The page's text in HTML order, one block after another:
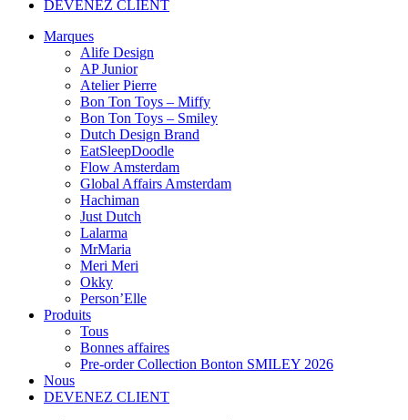
DEVENEZ CLIENT
Marques
Alife Design
AP Junior
Atelier Pierre
Bon Ton Toys – Miffy
Bon Ton Toys – Smiley
Dutch Design Brand
EatSleepDoodle
Flow Amsterdam
Global Affairs Amsterdam
Hachiman
Just Dutch
Lalarma
MrMaria
Meri Meri
Okky
Person’Elle
Produits
Tous
Bonnes affaires
Pre-order Collection Bonton SMILEY 2026
Nous
DEVENEZ CLIENT